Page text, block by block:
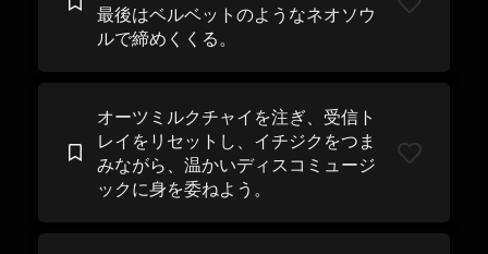
最後はベルベットのようなネオソウ
ルで締めくくる。
オーツミルクチャイを注ぎ、受信ト
レイをリセットし、イチジクをつま
みながら、温かいディスコミュージ
ックに身を委ねよう。